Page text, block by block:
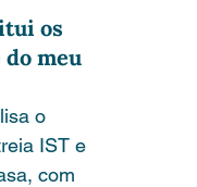
os
meu
o
IST e
com